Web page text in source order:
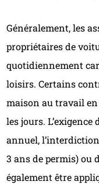
Généralement, les
propriétaires de
quotidiennement
loisirs. Certains
maison au travail
les jours.
annuel,
3 ans de permis) ou
également être